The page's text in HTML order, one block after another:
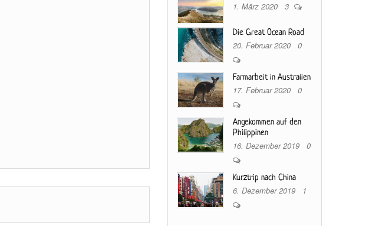
1. März 2020 3
Die Great Ocean Road
20. Februar 2020 0
Farmarbeit in Australien
17. Februar 2020 0
Angekommen auf den
Philippinen
16. Dezember 2019 0
Kurztrip nach China
6. Dezember 2019 1